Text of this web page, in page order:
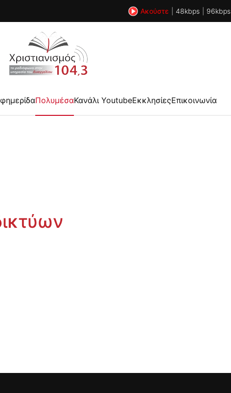
Ακούστε 48kbps 96kbps
ΠολυμέσαΚανάλι YoutubeΕκκλησίεςΕπικοινωνία